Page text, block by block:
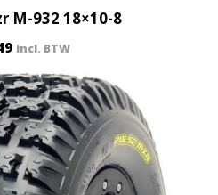
M-932 18×10-8
incl. BTW